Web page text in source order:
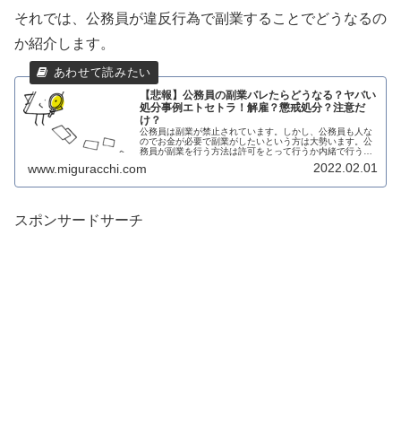
それでは、公務員が違反行為で副業することでどうなるの
か紹介します。
【悲報】公務員の副業バレたらどうなる？ヤバい
処分事例エトセトラ！解雇？懲戒処分？注意だ
け？
公務員は副業が禁止されています。しかし、公務員も人な
のでお金が必要で副業がしたいという方は大勢います。公
務員が副業を行う方法は許可をとって行うか内緒で行うか
は許可を得ることは難しいでしょう...
www.miguracchi.com 2022.02.01
スポンサードサーチ